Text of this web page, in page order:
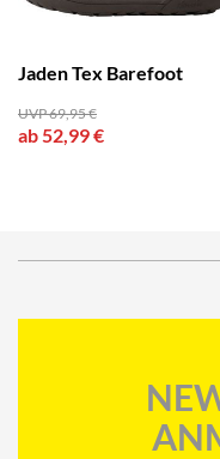
Jaden Tex Barefoot
UVP 69,95 €
ab 52,99 €